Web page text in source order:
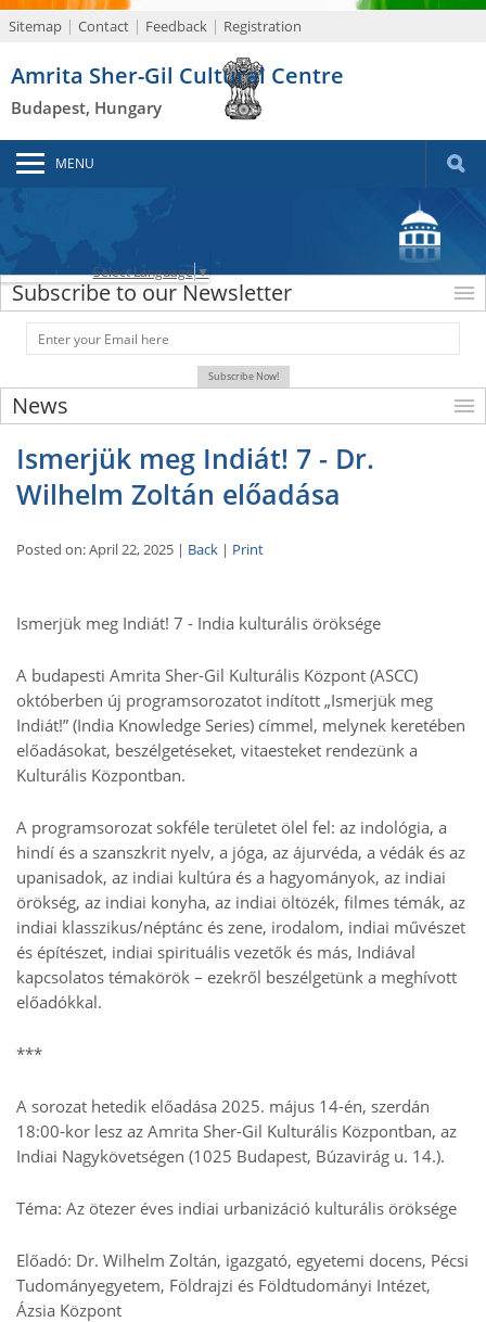
Sitemap Contact Feedback Registration
Amrita Sher-Gil Cultural Centre
Budapest, Hungary
Select Language▼
MENU
Subscribe to our Newsletter
News
Ismerjük meg Indiát! 7 - Dr.
Wilhelm Zoltán előadása
Posted on: April 22, 2025 | Back | Print
Ismerjük meg Indiát! 7 - India kulturális öröksége
A budapesti Amrita Sher-Gil Kulturális Központ (ASCC)
októberben új programsorozatot indított „Ismerjük meg
Indiát!” (India Knowledge Series) címmel, melynek keretében
előadásokat, beszélgetéseket, vitaesteket rendezünk a
Kulturális Központban.
A programsorozat sokféle területet ölel fel: az indológia, a
hindí és a szanszkrit nyelv, a jóga, az ájurvéda, a védák és az
upanisadok, az indiai kultúra és a hagyományok, az indiai
örökség, az indiai konyha, az indiai öltözék, filmes témák, az
indiai klasszikus/néptánc és zene, irodalom, indiai művészet
és építészet, indiai spirituális vezetők és más, Indiával
kapcsolatos témakörök – ezekről beszélgetünk a meghívott
előadókkal.
***
A sorozat hetedik előadása 2025. május 14-én, szerdán
18:00-kor lesz az Amrita Sher-Gil Kulturális Központban, az
Indiai Nagykövetségen (1025 Budapest, Búzavirág u. 14.).
Téma: Az ötezer éves indiai urbanizáció kulturális öröksége
Előadó: Dr. Wilhelm Zoltán, igazgató, egyetemi docens, Pécsi
Tudományegyetem, Földrajzi és Földtudományi Intézet,
Ázsia Központ